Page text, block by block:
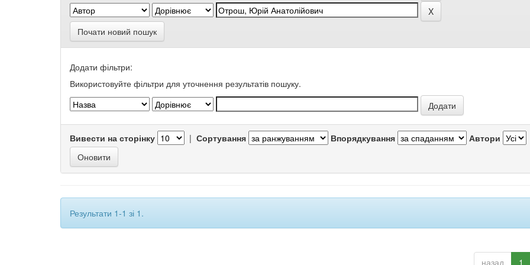
Почати новий пошук
Додати фільтри:
Використовуйте фільтри для уточнення результатів пошуку.
Вивести на сторінку | Сортування Впорядкування Автори
Результати 1-1 зі 1.
назад 1